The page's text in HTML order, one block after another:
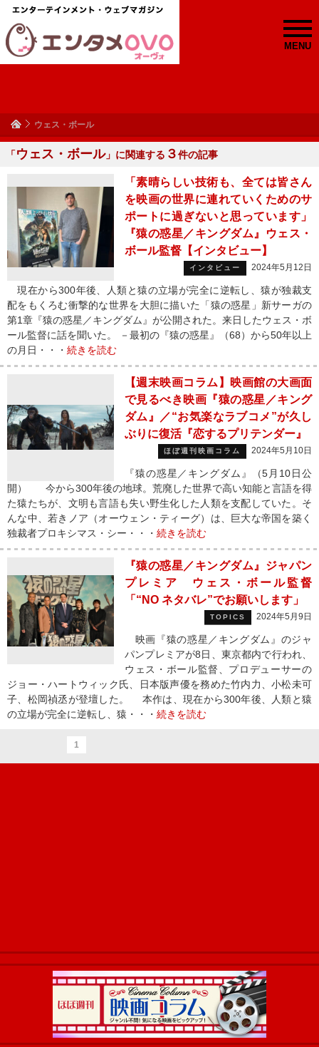
MENU
ウェス・ボール
「ウェス・ボール」に関連する ３件の記事
「素晴らしい技術も、全ては皆さん
を映画の世界に連れていくためのサ
ポートに過ぎないと思っています」
『猿の惑星／キングダム』ウェス・
ボール監督【インタビュー】
インタビュー 2024年5月12日
現在から300年後、人類と猿の立場が完全に逆転し、猿が独裁支
配をもくろむ衝撃的な世界を大胆に描いた「猿の惑星」新サーガの
第1章『猿の惑星／キングダム』が公開された。来日したウェス・ボ
ール監督に話を聞いた。 －最初の『猿の惑星』（68）から50年以上
の月日・・・ 続きを読む
【週末映画コラム】映画館の大画面
で見るべき映画『猿の惑星／キング
ダム』／“お気楽なラブコメ”が久し
ぶりに復活『恋するプリテンダー』
ほぼ週刊映画コラム 2024年5月10日
『猿の惑星／キングダム』（5月10日公
開） 今から300年後の地球。荒廃した世界で高い知能と言語を得
た猿たちが、文明も言語も失い野生化した人類を支配していた。そ
んな中、若きノア（オーウェン・ティーグ）は、巨大な帝国を築く
独裁者プロキシマス・シー・・・ 続きを読む
『猿の惑星／キングダム』ジャパン
プレミア ウェス・ボール監督
「“NO ネタバレ”でお願いします」
TOPICS 2024年5月9日
映画『猿の惑星／キングダム』のジャ
パンプレミアが8日、東京都内で行われ、
ウェス・ボール監督、プロデューサーの
ジョー・ハートウィック氏、日本版声優を務めた竹内力、小松未可
子、松岡禎丞が登壇した。 本作は、現在から300年後、人類と猿
の立場が完全に逆転し、猿・・・ 続きを読む
1